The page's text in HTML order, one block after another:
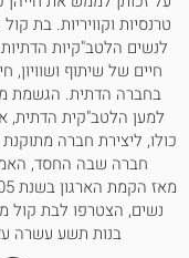
טרנסיות וקוויריות. בת
לנשים הלטב"קיות
חיים של שיתוף
בחברה הדתית. הגשמת
למען הלטב"קית הדתית,
כולו, ליצירת חברה
חברה שבה החסד,
נשים, הצטרפו לבת קול
בנות תשע עשרה